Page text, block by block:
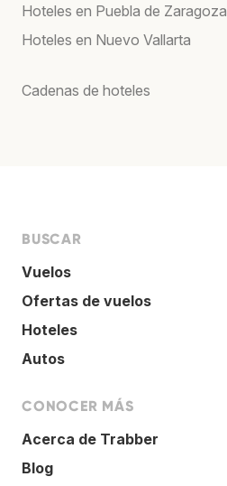
Hoteles en Puebla de Zaragoza
Hoteles en Nuevo Vallarta
Cadenas de hoteles
BUSCAR
Vuelos
Ofertas de vuelos
Hoteles
Autos
CONOCER MÁS
Acerca de Trabber
Blog